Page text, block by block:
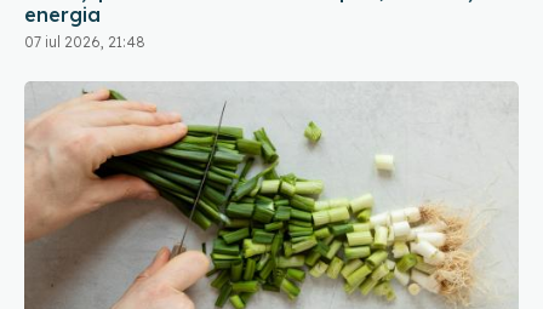
Nu mai arunca rădăcinile de ceapă verde. Trucul
de care te vei îndrăgosti